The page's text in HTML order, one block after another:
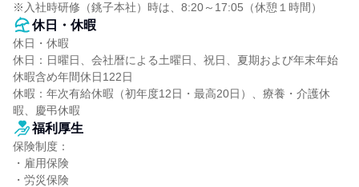
※入社時研修（銚子本社）時は、8:20～17:05（休憩１時間）
休日・休暇
休日・休暇
休日：日曜日、会社暦による土曜日、祝日、夏期および年末年始
休暇含め年間休日122日
休暇：年次有給休暇（初年度12日・最高20日）、療養・介護休
暇、慶弔休暇
福利厚生
保険制度：
・雇用保険
・労災保険